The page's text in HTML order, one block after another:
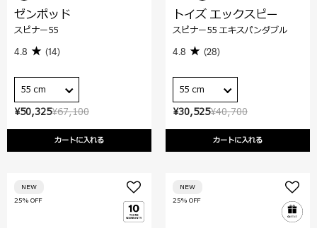
¥67,100
¥50,325
カートに入れる
ゼンポッド
スピナー55
4.8 (14)
55 cm
¥40,700
¥30,525
カートに入れる
トイズ エックスピー
スピナー55 エキスパンダブル
4.8 (28)
55 cm
25% OFF
NEW
25% OFF
NEW